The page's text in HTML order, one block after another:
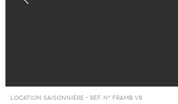
LOCATION SAISONNIÈRE - REF. N° FRAMB V8